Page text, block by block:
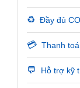
♻️ Đầy đủ
💳 Thanh
💬 Hỗ trợ kỹ